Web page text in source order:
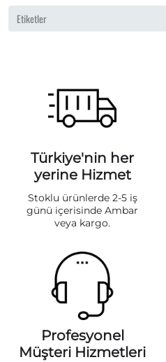
Etiketler
Türkiye'nin her
yerine Hizmet
Stoklu ürünlerde 2-5 iş
günü içerisinde Ambar
veya kargo.
Profesyonel
Müşteri Hizmetleri